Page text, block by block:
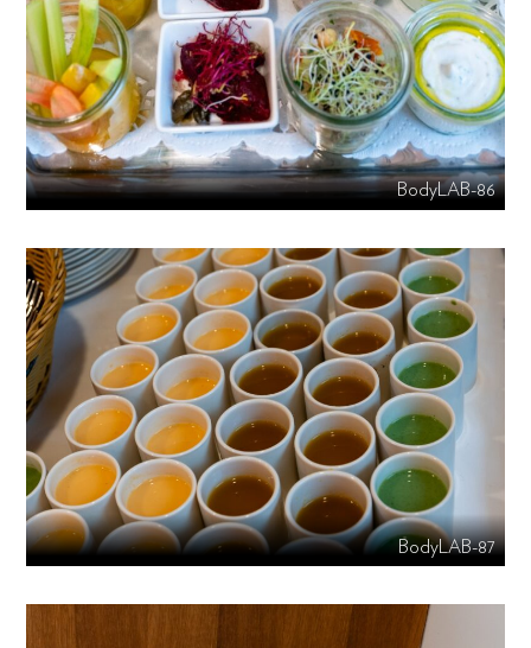
BodyLAB-86
BodyLAB-87